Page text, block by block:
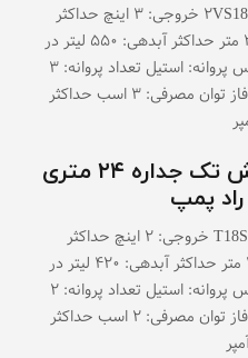
مدل: ۲VS18 9/3 خروجی: ۳ اینچ حداکثر
ارتفاع: ۳۳ متر حداکثر آبدهی: ۵۵۰ لیتر در
دقیقه جنس پروانه: استیل تعداد پروانه: ۳
ولتاژ: تک فاز توان مصرفی: ۳ اسب حداکثر
کف کش تک جداره ۲۴ متری
مدل: T18SS02 خروجی: ۲ اینچ حداکثر
ارتفاع: ۲۴ متر حداکثر آبدهی: ۴۲۰ لیتر در
دقیقه جنس پروانه: استیل تعداد پروانه: ۲
ولتاژ: تک فاز توان مصرفی: ۲ اسب حداکثر